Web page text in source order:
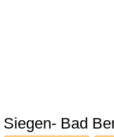
Siegen- Bad